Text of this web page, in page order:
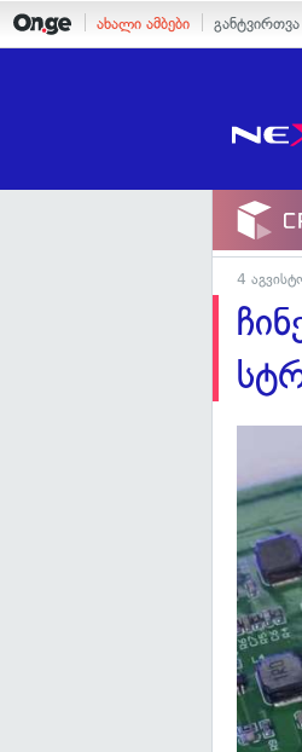
ახალი ამბები განტვირთვა
4